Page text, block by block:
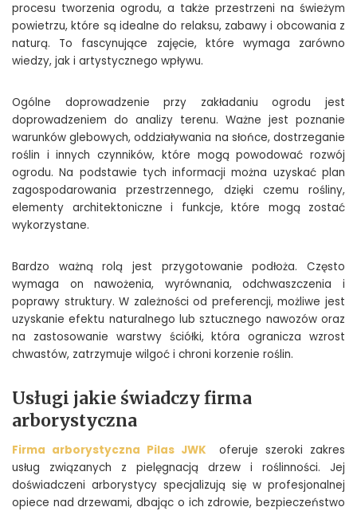
procesu tworzenia ogrodu, a także przestrzeni na świeżym
powietrzu, które są idealne do relaksu, zabawy i obcowania z
naturą. To fascynujące zajęcie, które wymaga zarówno
wiedzy, jak i artystycznego wpływu.
Ogólne doprowadzenie przy zakładaniu ogrodu jest
doprowadzeniem do analizy terenu. Ważne jest poznanie
warunków glebowych, oddziaływania na słońce, dostrzeganie
roślin i innych czynników, które mogą powodować rozwój
ogrodu. Na podstawie tych informacji można uzyskać plan
zagospodarowania przestrzennego, dzięki czemu rośliny,
elementy architektoniczne i funkcje, które mogą zostać
wykorzystane.
Bardzo ważną rolą jest przygotowanie podłoża. Często
wymaga on nawożenia, wyrównania, odchwaszczenia i
poprawy struktury. W zależności od preferencji, możliwe jest
uzyskanie efektu naturalnego lub sztucznego nawozów oraz
na zastosowanie warstwy ściółki, która ogranicza wzrost
chwastów, zatrzymuje wilgoć i chroni korzenie roślin.
Usługi jakie świadczy firma
arborystyczna
Firma arborystyczna Pilas JWK
oferuje szeroki zakres
usług związanych z pielęgnacją drzew i roślinności. Jej
doświadczeni arborystycy specjalizują się w profesjonalnej
opiece nad drzewami, dbając o ich zdrowie, bezpieczeństwo